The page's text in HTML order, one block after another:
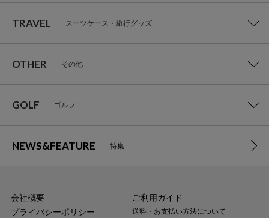
TRAVEL スーツケース・旅行グッズ
OTHER その他
GOLF ゴルフ
NEWS&FEATURE 特集
会社概要
プライバシーポリシー
ご利用ガイド
送料・お支払い方法について